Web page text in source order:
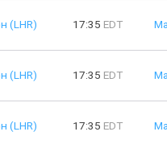
(LHR) 17:35 EDT
(LHR) 17:35 EDT
(LHR) 17:35 EDT